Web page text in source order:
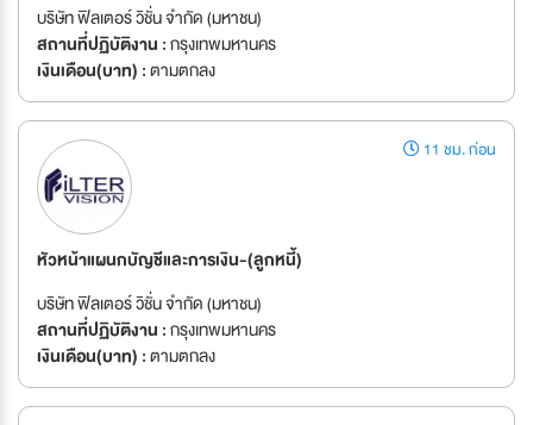
บริษัท ฟิลเตอร์ วิชั่น จำกัด (มหาชน)
สถานที่ปฏิบัติงาน :กรุงเทพมหานคร
เงินเดือน(บาท) :ตามตกลง
11 ชม. ก่อน
หัวหน้าแผนกบัญชีและการเงิน-(ลูกหนี้)
บริษัท ฟิลเตอร์ วิชั่น จำกัด (มหาชน)
สถานที่ปฏิบัติงาน :กรุงเทพมหานคร
เงินเดือน(บาท) :ตามตกลง